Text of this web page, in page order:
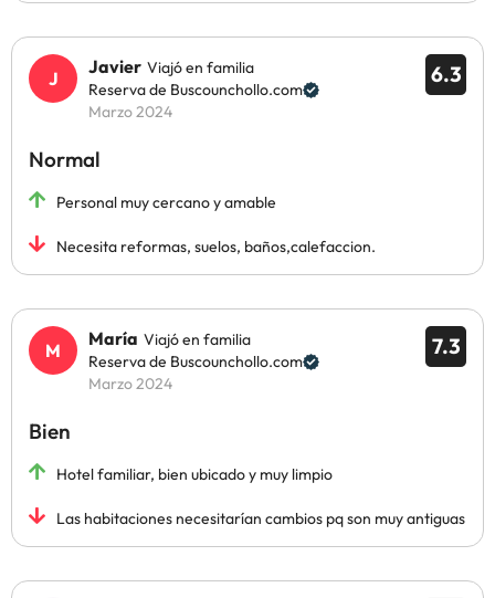
6.3
Javier Viajó en familia
Reserva de Buscounchollo.com
Marzo 2024
Normal
Personal muy cercano y amable
Necesita reformas, suelos, baños,calefaccion.
7.3
María Viajó en familia
Reserva de Buscounchollo.com
Marzo 2024
Bien
Hotel familiar, bien ubicado y muy limpio
Las habitaciones necesitarían cambios pq son muy antiguas